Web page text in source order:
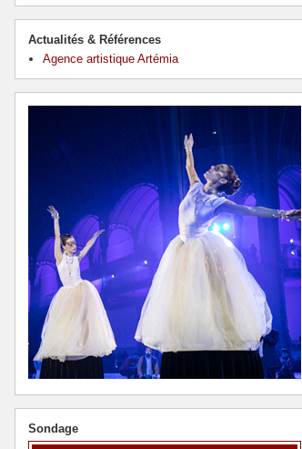
Actualités & Références
Agence artistique Artémia
Sondage